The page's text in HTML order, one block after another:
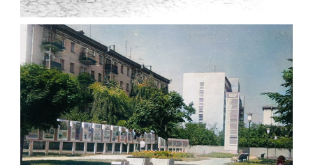
ЖИТОМИР МИХАЙЛІВСЬКА 1903 РОКУ
Leave a comment